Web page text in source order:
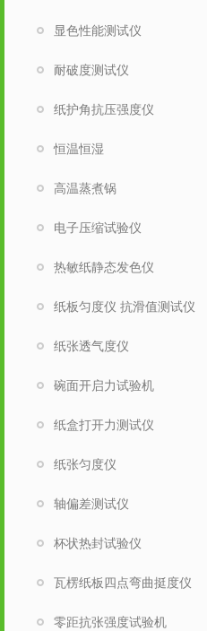
显色性能测试仪
耐破度测试仪
纸护角抗压强度仪
恒温恒湿
高温蒸煮锅
电子压缩试验仪
热敏纸静态发色仪
纸板匀度仪 抗滑值测试仪
纸张透气度仪
碗面开启力试验机
纸盒打开力测试仪
纸张匀度仪
轴偏差测试仪
杯状热封试验仪
瓦楞纸板四点弯曲挺度仪
零距抗张强度试验机